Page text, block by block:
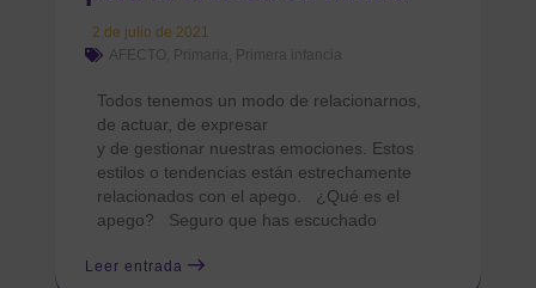
2 de julio de 2021
AFECTO
Primaria Primera infancia
Todos tenemos un modo de relacionarnos,
de actuar, de expresar
y de gestionar nuestras emociones. Estos
estilos o tendencias están estrechamente
relacionados con el apego. ¿Qué es el
apego? Seguro que has escuchado
Leer entrada